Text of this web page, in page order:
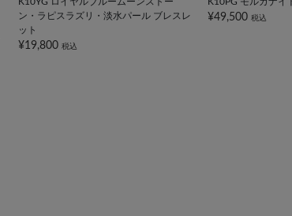
ン・ラピスラズリ・淡水パール ブレスレ
ット
¥19,800 税込
¥49,500 税込